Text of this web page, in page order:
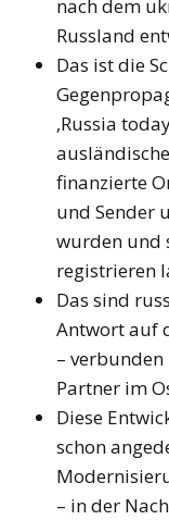
nach dem
Russland
Das ist die
‚Russia
finanzierte
und Sender
wurden und
registrieren
Das sind
Antwort auf
–
Partner im
Diese
schon
– in der